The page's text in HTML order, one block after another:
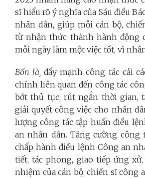
sĩ hiểu rõ ý nghĩa của Sáu điều
nhân dân, giúp mỗi cán bộ,
từ nhận thức thành hành động
mỗi ngày làm một việc tốt, vì
Bốn là, đẩy mạnh công tác cải
chính liên quan đến công tác
bớt thủ tục, rút ngắn thời gian,
giải quyết công việc cho nhân
lượng công tác tập huấn điều
an nhân dân. Tăng cường công
chấp hành điều lệnh Công an
tiết, tác phong, giao tiếp ứng
nhiệm của cán bộ, chiến sĩ công